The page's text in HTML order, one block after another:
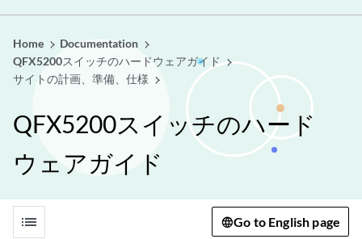
Home
Documentation
QFX5200スイッチのハードウェアガイド
サイトの計画、準備、仕様
QFX5200スイッチのハード
ウェアガイド
list Go to English page